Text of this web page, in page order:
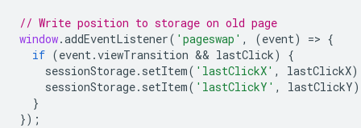
// Write position to storage on old page
window.addEventListener( 'pageswap' , (event) => {
if (event.viewTransition && lastClick)
{
sessionStorage. setItem( 'lastClickX' , lastClickX
sessionStorage. setItem( 'lastClickY' , lastClickY
}
});